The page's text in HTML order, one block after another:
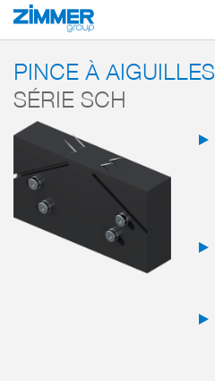
Démarrage Produits
PINCE À AIGUILLES
SÉRIE SCH